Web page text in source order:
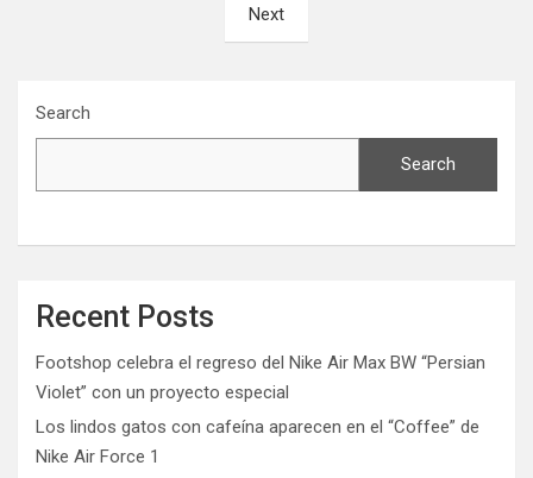
Next
Search
Search
Recent Posts
Footshop celebra el regreso del Nike Air Max BW “Persian
Violet” con un proyecto especial
Los lindos gatos con cafeína aparecen en el “Coffee” de
Nike Air Force 1